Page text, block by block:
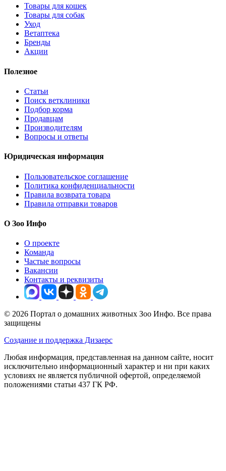
Товары для кошек
Товары для собак
Уход
Ветаптека
Бренды
Акции
Полезное
Статьи
Поиск ветклиники
Подбор корма
Продавцам
Производителям
Вопросы и ответы
Юридическая информация
Пользовательское соглашение
Политика конфиденциальности
Правила возврата товара
Правила отправки товаров
О Зоо Инфо
О проекте
Команда
Частые вопросы
Вакансии
Контакты и реквизиты
© 2026 Портал о домашних животных Зоо Инфо. Все права
защищены
Создание и поддержка Дизаерс
Любая информация, представленная на данном сайте, носит
исключительно информационный характер и ни при каких
условиях не является публичной офертой, определяемой
положениями статьи 437 ГК РФ.